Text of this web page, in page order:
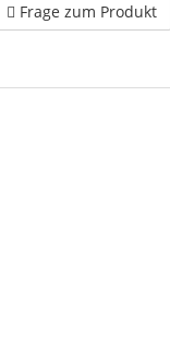
Frage zum Produkt